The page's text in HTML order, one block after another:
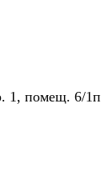
1, помещ. 6/1п